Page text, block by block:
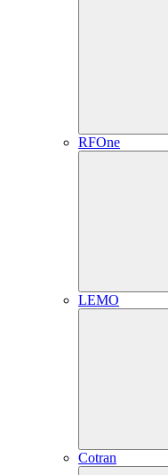
RFOne
LEMO
Cotran